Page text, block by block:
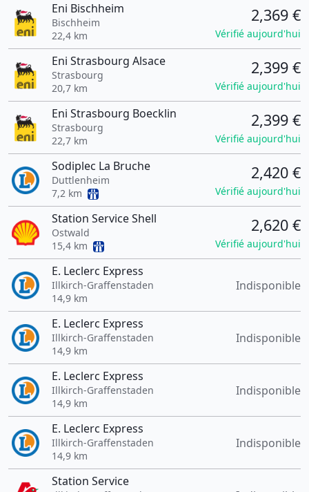
Eni Bischheim
Bischheim
22,4 km
2,369 €
Vérifié aujourd'hui
Eni Strasbourg Alsace
Strasbourg
20,7 km
2,399 €
Vérifié aujourd'hui
Eni Strasbourg Boecklin
Strasbourg
22,7 km
2,399 €
Vérifié aujourd'hui
Sodiplec La Bruche
Duttlenheim
7,2 km
2,420 €
Vérifié aujourd'hui
Station Service Shell
Ostwald
15,4 km
2,620 €
Vérifié aujourd'hui
E. Leclerc Express
Illkirch-Graffenstaden
14,9 km
Indisponible
E. Leclerc Express
Illkirch-Graffenstaden
14,9 km
Indisponible
E. Leclerc Express
Illkirch-Graffenstaden
14,9 km
Indisponible
E. Leclerc Express
Illkirch-Graffenstaden
14,9 km
Indisponible
Station Service